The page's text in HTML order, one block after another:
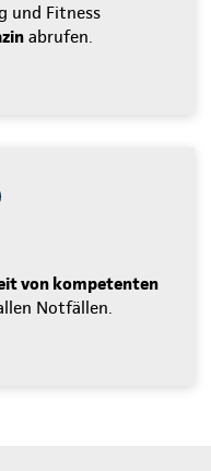
und Fitness
abrufen.
von kompetenten
Notfällen.